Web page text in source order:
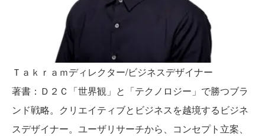
Ｔａｋｒａｍディレクター/ビジネスデザイナー
著書：Ｄ２Ｃ「世界観」と「テクノロジー」で勝つブラ
ンド戦略。クリエイティブとビジネスを越境するビジネ
スデザイナー。ユーザリサーチから、コンセプト立案、